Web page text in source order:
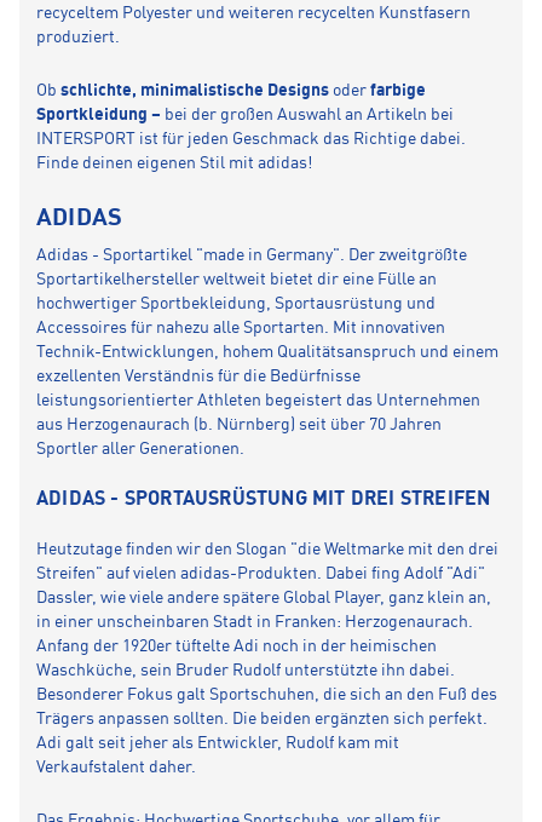
recyceltem Polyester und weiteren recycelten Kunstfasern
produziert.
Ob schlichte, minimalistische Designs oder farbige
Sportkleidung – bei der großen Auswahl an Artikeln bei
INTERSPORT ist für jeden Geschmack das Richtige dabei.
Finde deinen eigenen Stil mit adidas!
ADIDAS
Adidas - Sportartikel "made in Germany". Der zweitgrößte
Sportartikelhersteller weltweit bietet dir eine Fülle an
hochwertiger Sportbekleidung, Sportausrüstung und
Accessoires für nahezu alle Sportarten. Mit innovativen
Technik-Entwicklungen, hohem Qualitätsanspruch und einem
exzellenten Verständnis für die Bedürfnisse
leistungsorientierter Athleten begeistert das Unternehmen
aus Herzogenaurach (b. Nürnberg) seit über 70 Jahren
Sportler aller Generationen.
ADIDAS - SPORTAUSRÜSTUNG MIT DREI STREIFEN
Heutzutage finden wir den Slogan "die Weltmarke mit den drei
Streifen" auf vielen adidas-Produkten. Dabei fing Adolf "Adi"
Dassler, wie viele andere spätere Global Player, ganz klein an,
in einer unscheinbaren Stadt in Franken: Herzogenaurach.
Anfang der 1920er tüftelte Adi noch in der heimischen
Waschküche, sein Bruder Rudolf unterstützte ihn dabei.
Besonderer Fokus galt Sportschuhen, die sich an den Fuß des
Trägers anpassen sollten. Die beiden ergänzten sich perfekt.
Adi galt seit jeher als Entwickler, Rudolf kam mit
Verkaufstalent daher.